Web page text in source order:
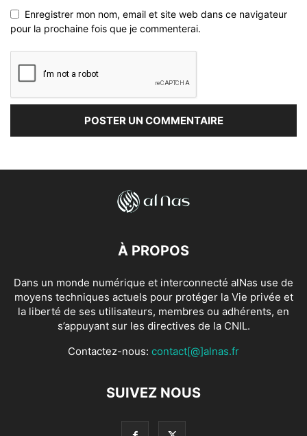
Enregistrer mon nom, email et site web dans ce navigateur
pour la prochaine fois que je commenterai.
À PROPOS
Dans un monde numérique et interconnecté alNas use de
moyens techniques actuels pour protéger la Vie privée et
la liberté de ses utilisateurs, membres ou adhérents, en
s’appuyant sur les directives de la CNIL.
Contactez-nous: contact[@]alnas.fr
SUIVEZ NOUS